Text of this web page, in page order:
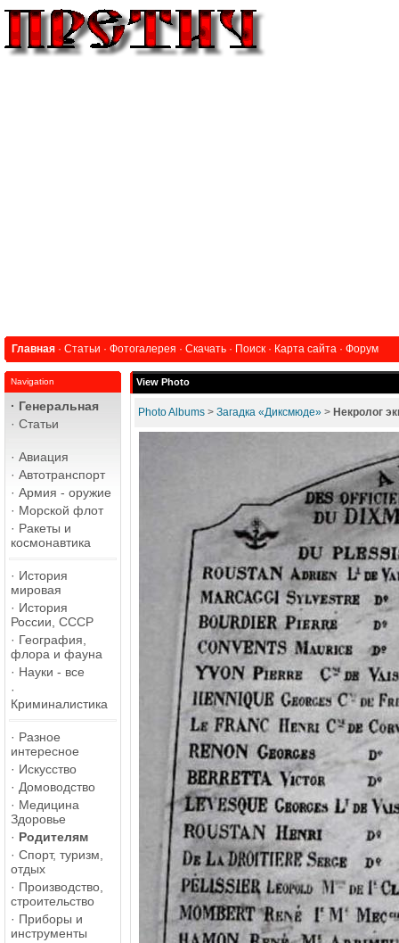
Главная · Статьи · Фотогалерея · Скачать · Поиск · Карта сайта · Форум
Navigation
· Генеральная
· Статьи
· Авиация
· Автотранспорт
· Армия - оружие
· Морской флот
· Ракеты и
космонавтика
· История
мировая
· История
России, СССР
· География,
флора и фауна
· Науки - все
·
Криминалистика
· Разное
интересное
· Искусство
· Домоводство
· Медицина
Здоровье
· Родителям
· Спорт, туризм,
отдых
· Производство,
строительство
· Приборы и
инструменты
View Photo
Photo Albums > Загадка «Диксмюде» > Некролог